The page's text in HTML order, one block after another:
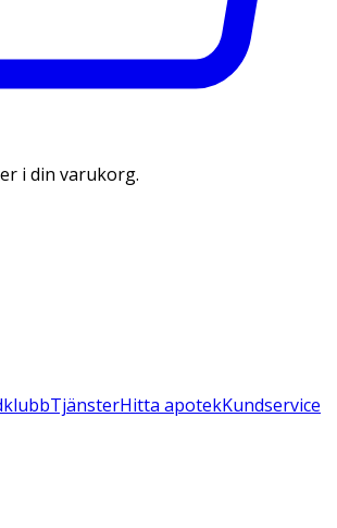
i din varukorg.
TjänsterHitta apotekKundservice